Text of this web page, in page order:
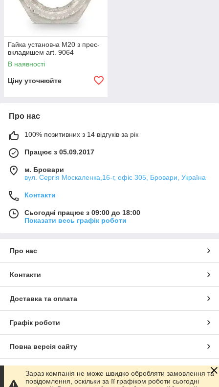
Гайка установча М20 з прес-
вкладишем art. 9064
В наявності
Ціну уточнюйте
Про нас
100% позитивних з 14 відгуків за рік
Працює з 05.09.2017
м. Бровари
вул. Сергія Москаленка,16-г, офіс 305, Бровари, Україна
Контакти
Сьогодні працює з 09:00 до 18:00
Показати весь графік роботи
Про нас
Контакти
Доставка та оплата
Графік роботи
Повна версія сайту
Сайт створено на маркетплейсі Prom.ua
Зараз компанія не може швидко обробляти замовлення та
повідомлення, оскільки за її графіком роботи сьогодні